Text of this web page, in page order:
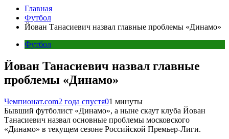
Главная
Футбол
Йован Танасиевич назвал главные проблемы «Динамо»
Футбол
Йован Танасиевич назвал главные
проблемы «Динамо»
Чемпионат.com2 года спустя01 минуты
Бывший футболист «Динамо», а ныне скаут клуба Йован
Танасиевич назвал основные проблемы московского
«Динамо» в текущем сезоне Российской Премьер-Лиги.